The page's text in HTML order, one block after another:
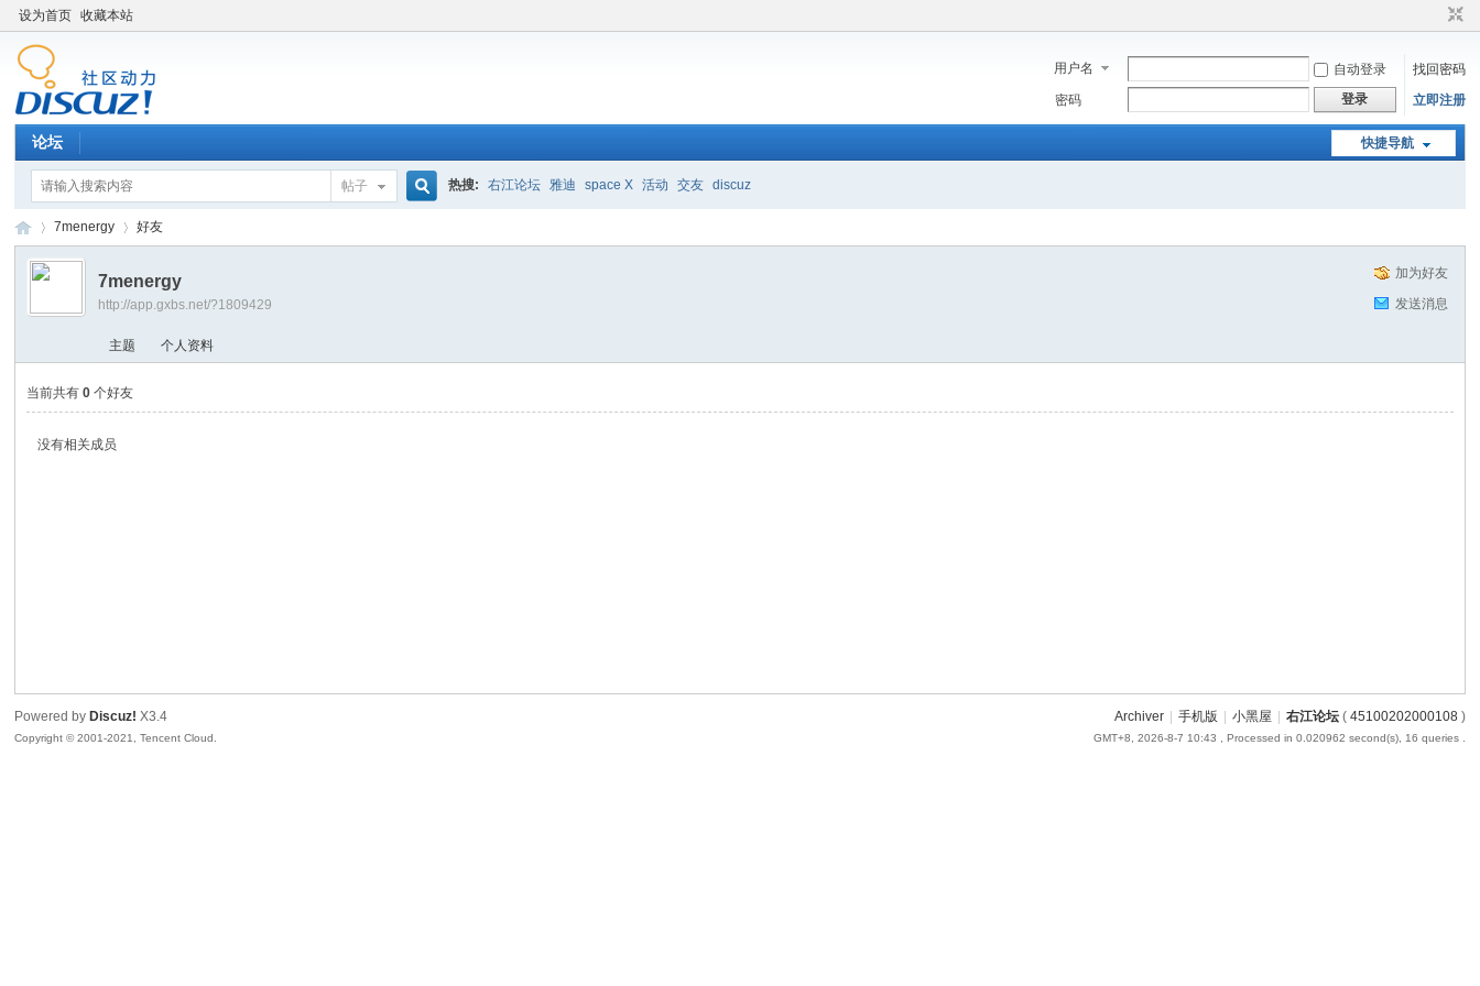
设为首页 收藏本站
用户名 自动登录
找回密码
密码
登录 立即注册
快捷导航
论坛
帖子 热搜: 右江论坛 雅迪 space X 活动 交友 discuz
›
7menergy 好友
加为好友
发送消息
7menergy
http://app.gxbs.net/?1809429
主题 个人资料
当前共有0 个好友
没有相关成员
Archiver 手机版 小黑屋 右江论坛( 45100202000108)
GMT+8, 2026-8-7 10:43 , Processed in 0.020962 second(s), 16 queries .
Powered by Discuz! X3.4
Copyright © 2001-2021, Tencent Cloud.